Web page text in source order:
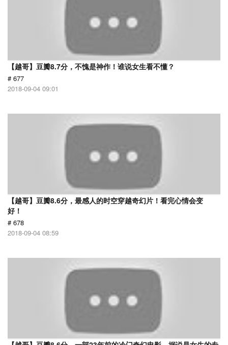
【越哥】豆瓣8.7分，不愧是神作！谁说女生看不懂？
# 677
2018-09-04 09:01
【越哥】豆瓣8.6分，最感人的时空穿越奇幻片！看完心情会变
好！
# 678
2018-09-04 08:59